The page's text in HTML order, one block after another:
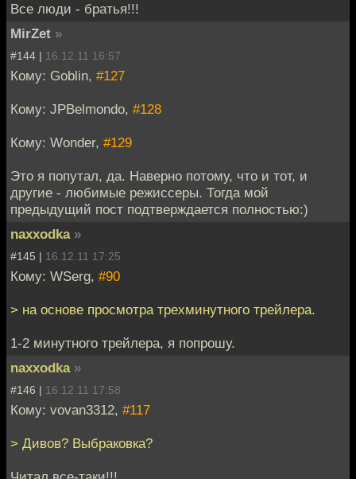
Все люди - братья!!!
MirZet »
#144 | 16.12.11 16:57
Кому: Goblin, #127
Кому: JPBelmondo, #128
Кому: Wonder, #129
Это я попутал, да. Наверно потому, что и тот, и
другие - любимые режиссеры. Тогда мой
предыдущий пост подтверждается полностью:)
naxxodka »
#145 | 16.12.11 17:25
Кому: WSerg, #90
> на основе просмотра трехминутного трейлера.
1-2 минутного трейлера, я попрошу.
naxxodka »
#146 | 16.12.11 17:58
Кому: vovan3312, #117
> Дивов? Выбраковка?